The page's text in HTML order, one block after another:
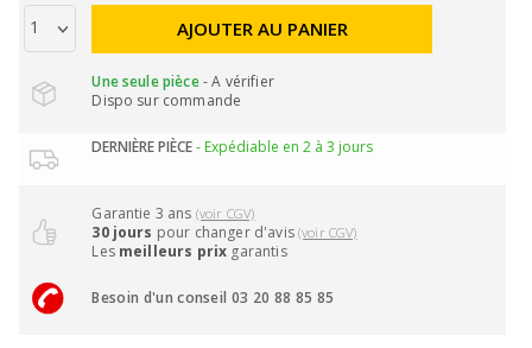
AJOUTER AU PANIER
Une seule pièce- A vérifier
Dispo sur commande
DERNIÈRE PIÈCE- Expédiable en 2 à 3 jours
Garantie 3 ans (voir CGV)
30 jours pour changer d'avis(voir CGV)
Les meilleurs prix garantis
Besoin d'un conseil 03 20 88 85 85